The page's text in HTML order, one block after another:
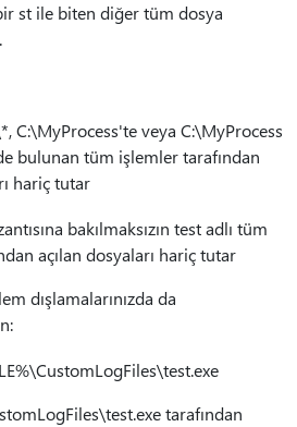
st ile biten diğer tüm dosya
C:\MyProcess'te veya C:\MyProcess
bulunan tüm işlemler tarafından
hariç tutar
bakılmaksızın test adlı tüm
açılan dosyaları hariç tutar
dışlamalarınızda da
tarafından